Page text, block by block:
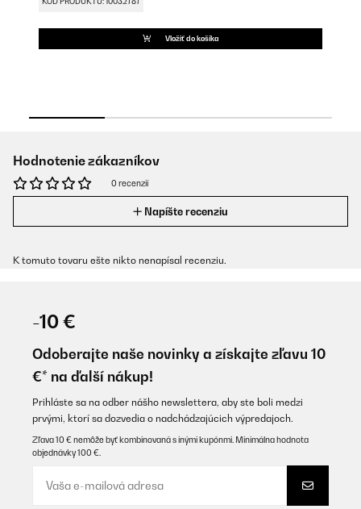
Vložiť do košíka
Hodnotenie zákazníkov
0 recenzií
Napíšte recenziu
K tomuto tovaru ešte nikto nenapísal recenziu.
-10 €
Odoberajte naše novinky a získajte zľavu 10
€* na ďalší nákup!
Prihláste sa na odber nášho newslettera, aby ste boli medzi
prvými, ktorí sa dozvedia o nadchádzajúcich výpredajoch.
Zľava 10 € nemôže byť kombinovaná s inými kupónmi. Minimálna hodnota
objednávky 100 €.